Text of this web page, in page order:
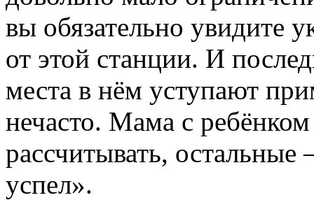
вы обязательно увидите
от этой станции. И
места в нём уступают
нечасто. Мама с
рассчитывать,
успел».